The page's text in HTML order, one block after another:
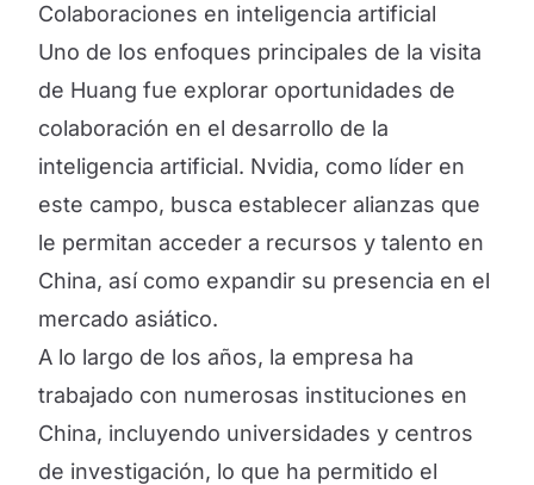
Colaboraciones en inteligencia artificial
Uno de los enfoques principales de la visita
de Huang fue explorar oportunidades de
colaboración en el desarrollo de la
inteligencia artificial. Nvidia, como líder en
este campo, busca establecer alianzas que
le permitan acceder a recursos y talento en
China, así como expandir su presencia en el
mercado asiático.
A lo largo de los años, la empresa ha
trabajado con numerosas instituciones en
China, incluyendo universidades y centros
de investigación, lo que ha permitido el